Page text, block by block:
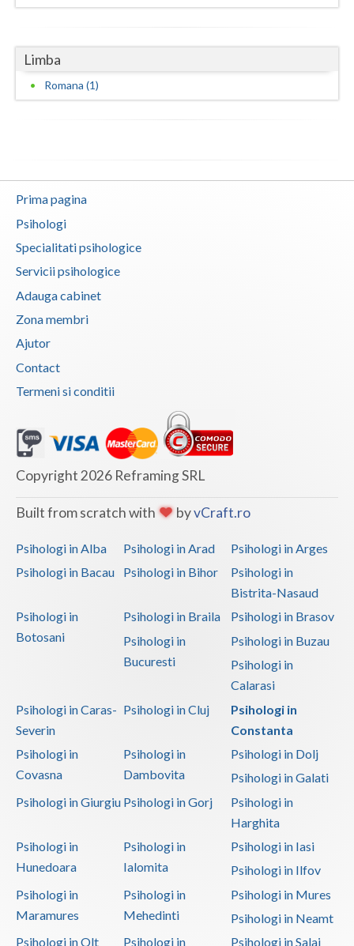
Salaj
Suceava
Tulcea
Valcea
Vrancea
Limba
Romana (1)
Prima pagina
Psihologi
Specialitati psihologice
Servicii psihologice
Adauga cabinet
Zona membri
Ajutor
Contact
Termeni si conditii
Copyright 2026 Reframing SRL
Built from scratch with byvCraft.ro
Psihologi in Alba Psihologi in Arad
Psihologi in Arges
Psihologi in Bacau
Psihologi in Bihor
Psihologi in
Bistrita-Nasaud
Psihologi in
Botosani
Psihologi in Braila
Psihologi in Brasov
Psihologi in
Bucuresti
Psihologi in Buzau
Psihologi in
Calarasi
Psihologi in Caras-
Severin
Psihologi in Cluj
Psihologi in
Constanta
Psihologi in
Covasna
Psihologi in
Dambovita
Psihologi in Dolj
Psihologi in Galati
Psihologi in Giurgiu Psihologi in Gorj
Psihologi in
Harghita
Psihologi in
Hunedoara
Psihologi in
Ialomita
Psihologi in Iasi
Psihologi in Ilfov
Psihologi in
Maramures
Psihologi in
Mehedinti
Psihologi in Mures
Psihologi in Neamt
Psihologi in Olt
Psihologi in Psihologi in Salaj